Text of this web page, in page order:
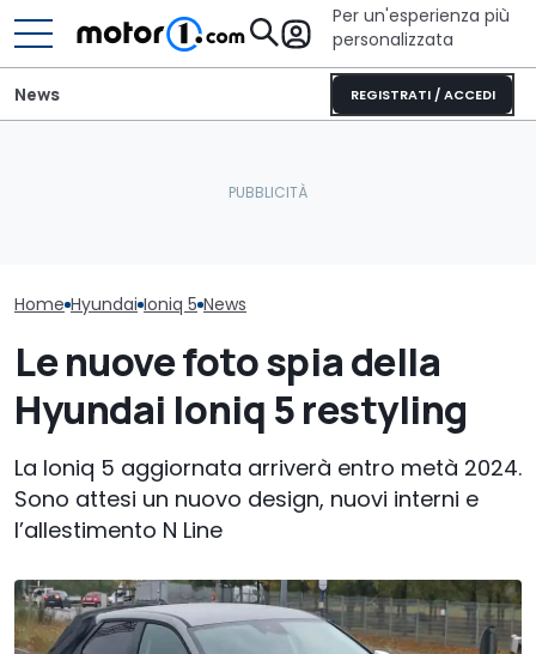
Per un'esperienza più
personalizzata
REGISTRATI / ACCEDI
News
Home Hyundai Ioniq 5 News
Le nuove foto spia della
Hyundai Ioniq 5 restyling
La Ioniq 5 aggiornata arriverà entro metà 2024.
Sono attesi un nuovo design, nuovi interni e
l’allestimento N Line